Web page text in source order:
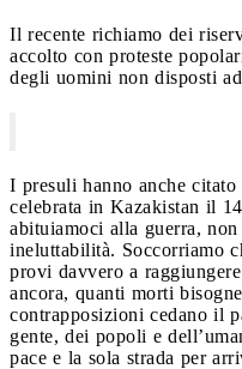
Il recente richiamo dei
accolto con proteste
degli uomini non disposti
I presuli hanno anche citato
celebrata in Kazakistan il
abituiamoci alla guerra, non
ineluttabilità. Soccorriamo
provi davvero a
ancora, quanti morti
contrapposizioni cedano il
gente, dei popoli e
pace e la sola strada per